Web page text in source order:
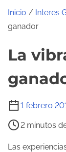
Inicio / Interes
ganador
La
1 febrero
T
e
m
2 minutos
Las